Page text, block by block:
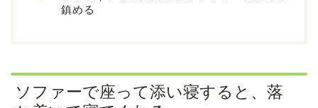
鎮める
ソファーで座って添い寝すると、落